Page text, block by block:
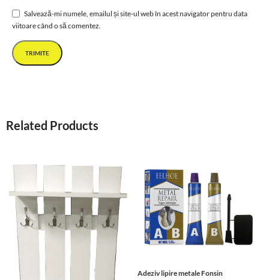
Salvează-mi numele, emailul și site-ul web în acest navigator pentru data
viitoare când o să comentez.
Related Products
Adeziv lipire metale Fonsin